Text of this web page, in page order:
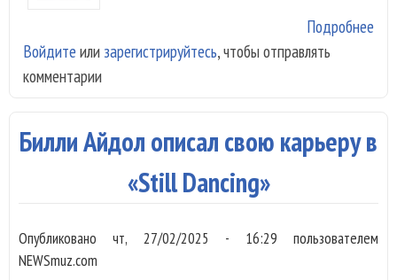
Подробнее
Войдите или зарегистрируйтесь, чтобы отправлять
комментарии
Билли Айдол описал свою карьеру в
«Still Dancing»
Опубликованочт, 27/02/2025 - 16:29 пользователем
NEWSmuz.com